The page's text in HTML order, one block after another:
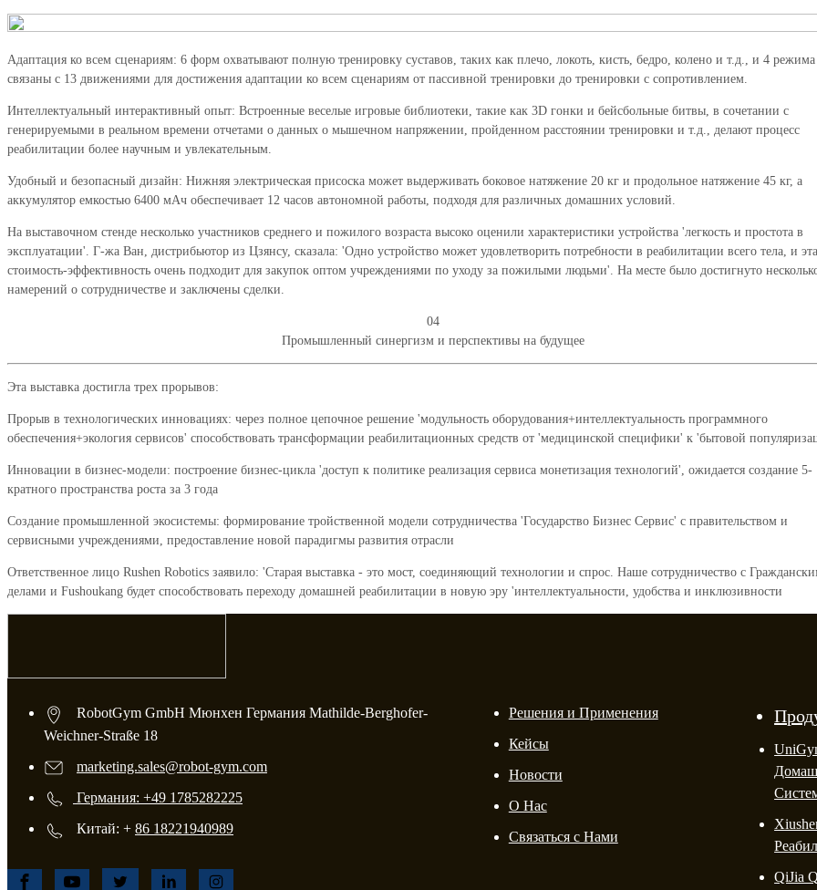
Адаптация ко всем сценариям: 6 форм охватывают полную тренировку суставов, таких как плечо, локоть, кисть, бедро, колено и т.д., и 4 режима
связаны с 13 движениями для достижения адаптации ко всем сценариям от пассивной тренировки до тренировки с сопротивлением.
Интеллектуальный интерактивный опыт: Встроенные веселые игровые библиотеки, такие как 3D гонки и бейсбольные битвы, в сочетании с
генерируемыми в реальном времени отчетами о данных о мышечном напряжении, пройденном расстоянии тренировки и т.д., делают процесс
реабилитации более научным и увлекательным.
Удобный и безопасный дизайн: Нижняя электрическая присоска может выдерживать боковое натяжение 20 кг и продольное натяжение 45 кг, а
аккумулятор емкостью 6400 мАч обеспечивает 12 часов автономной работы, подходя для различных домашних условий.
На выставочном стенде несколько участников среднего и пожилого возраста высоко оценили характеристики устройства 'легкость и простота в
эксплуатации'. Г-жа Ван, дистрибьютор из Цзянсу, сказала: 'Одно устройство может удовлетворить потребности в реабилитации всего тела, и эта
стоимость-эффективность очень подходит для закупок оптом учреждениями по уходу за пожилыми людьми'. На месте было достигнуто
намерений о сотрудничестве и заключены сделки.
04
Промышленный синергизм и перспективы на будущее
Эта выставка достигла трех прорывов:
Прорыв в технологических инновациях: через полное цепочное решение 'модульность оборудования+интеллектуальность программного
обеспечения+экология сервисов' способствовать трансформации реабилитационных средств от 'медицинской специфики' к 'бытовой
Инновации в бизнес-модели: построение бизнес-цикла 'доступ к политике реализация сервиса монетизация технологий', ожидается создание 5-
кратного пространства роста за 3 года
Создание промышленной экосистемы: формирование тройственной модели сотрудничества 'Государство Бизнес Сервис' с правительством и
сервисными учреждениями, предоставление новой парадигмы развития отрасли
Ответственное лицо Rushen Robotics заявило: 'Старая выставка - это мост, соединяющий технологии и спрос. Наше сотрудничество с
делами и Fushoukang будет способствовать переходу домашней реабилитации в новую эру 'интеллектуальности, удобства и инклюзивности
RobotGym GmbH Мюнхен Германия Mathilde-Berghofer-
Weichner-Straße 18
marketing.sales@robot-gym.com
Германия: +49 1785282225
Китай: + 86 18221940989
Решения и Применения
Кейсы
Новости
О Нас
Связаться с Нами
QiJia